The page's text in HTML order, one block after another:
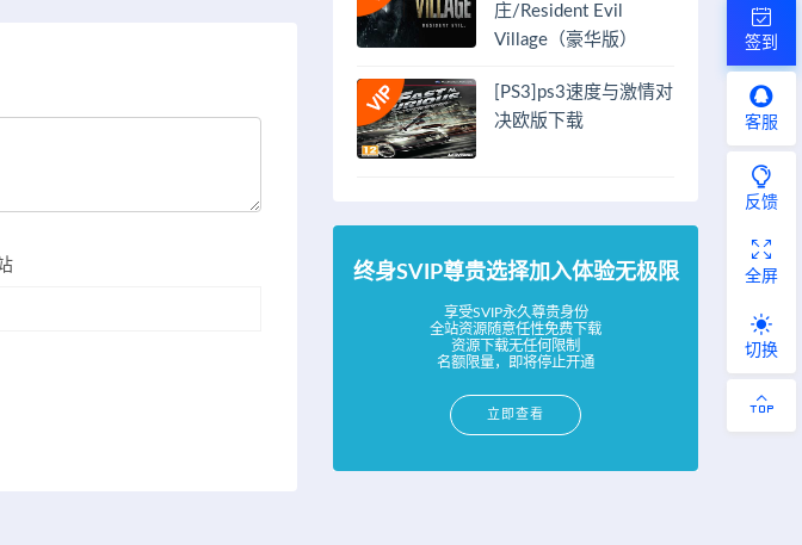
庄/Resident Evil
Village（豪华版）
[PS3]ps3速度与激情对
决欧版下载
终身SVIP尊贵选择加入体验无极限
享受SVIP永久尊贵身份
全站资源随意任性免费下载
资源下载无任何限制
名额限量，即将停止开通
立即查看
签到
客服
反馈
全屏
切换